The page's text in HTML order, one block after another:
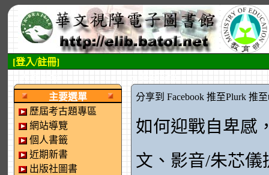
[登入/註冊]
主要選單
歷屆考古題專區
網站導覽
個人書籤
近期新書
出版社圖書
分享到 Facebook 推至Plurk 推
如何迎戰自卑感
文、影音/朱芯儀